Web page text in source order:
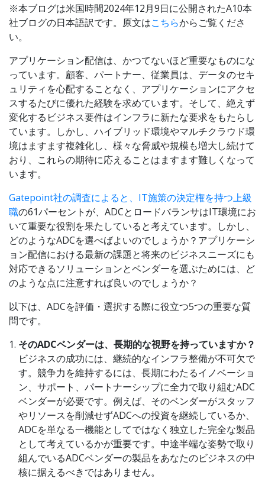
※本ブログは米国時間2024年12月9日に公開されたA10本
社ブログの日本語訳です。原文はこちらからご覧くださ
い。
アプリケーション配信は、かつてないほど重要なものにな
っています。顧客、パートナー、従業員は、データのセキ
ュリティを心配することなく、アプリケーションにアクセ
スするたびに優れた経験を求めています。そして、絶えず
変化するビジネス要件はインフラに新たな要求をもたらし
ています。しかし、ハイブリッド環境やマルチクラウド環
境はますます複雑化し、様々な脅威や規模も増大し続けて
おり、これらの期待に応えることはますます難しくなって
います。
Gatepoint社の調査によると、IT施策の決定権を持つ上級
職の61パーセントが、ADCとロードバランサはIT環境にお
いて重要な役割を果たしていると考えています。しかし、
どのようなADCを選べばよいのでしょうか？アプリケーシ
ョン配信における最新の課題と将来のビジネスニーズにも
対応できるソリューションとベンダーを選ぶためには、ど
のような点に注意すれば良いのでしょうか？
以下は、ADCを評価・選択する際に役立つ5つの重要な質
問です。
そのADCベンダーは、長期的な視野を持っていますか？
ビジネスの成功には、継続的なインフラ整備が不可欠で
す。競争力を維持するには、長期にわたるイノベーショ
ン、サポート、パートナーシップに全力で取り組むADC
ベンダーが必要です。例えば、そのベンダーがスタッフ
やリソースを削減せずADCへの投資を継続しているか、
ADCを単なる一機能としてではなく独立した完全な製品
として考えているかが重要です。中途半端な姿勢で取り
組んでいるADCベンダーの製品をあなたのビジネスの中
核に据えるべきではありません。